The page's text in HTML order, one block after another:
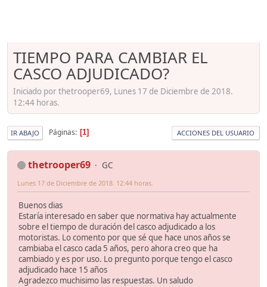
TIEMPO PARA CAMBIAR EL
CASCO ADJUDICADO?
Iniciado por thetrooper69, Lunes 17 de Diciembre de 2018.
12:44 horas.
IR ABAJO Páginas 1 ACCIONES DEL USUARIO
thetrooper69 GC
Lunes 17 de Diciembre de 2018. 12:44 horas.
Buenos dias
Estaría interesado en saber que normativa hay actualmente
sobre el tiempo de duración del casco adjudicado a los
motoristas. Lo comento por que sé que hace unos años se
cambiaba el casco cada 5 años, pero ahora creo que ha
cambiado y es por uso. Lo pregunto porque tengo el casco
adjudicado hace 15 años
Agradezco muchisimo las respuestas. Un saludo